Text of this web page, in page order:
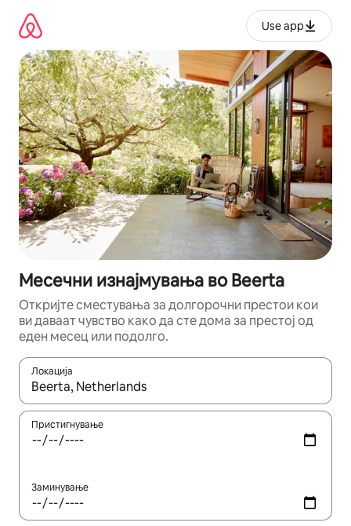
содржина
Use app
Месечни изнајмувања во Beerta
Откријте сместувања за долгорочни престои кои
ви даваат чувство како да сте дома за престој од
еден месец или подолго.
Локација
Кога резултатите се достапни, движете се со копчињата
Пристигнување
Заминување